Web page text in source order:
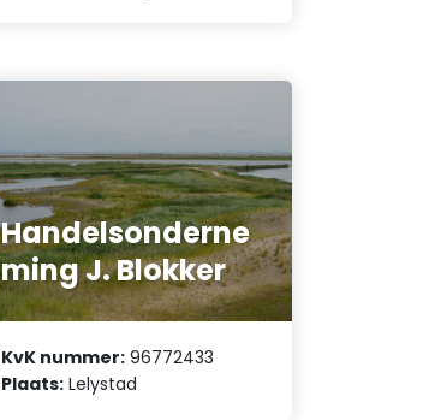
Handelsonderne
ming J. Blokker
KvK nummer: 96772433
Plaats: Lelystad